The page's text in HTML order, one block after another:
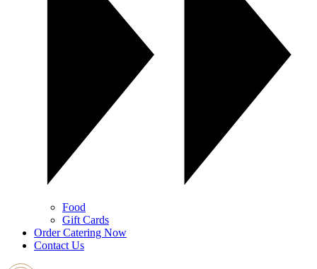
Food
Gift Cards
Order Catering Now
Contact Us